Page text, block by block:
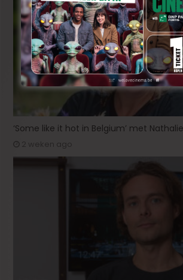
‘Some like it hot in Belgium’ met
2 weken ago